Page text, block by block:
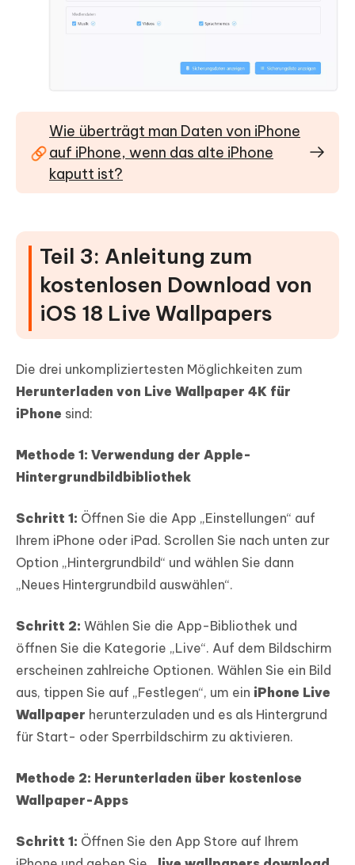
Wie überträgt man Daten von iPhone
auf iPhone, wenn das alte iPhone
kaputt ist?
Teil 3: Anleitung zum
kostenlosen Download von
iOS 18 Live Wallpapers
Die drei unkompliziertesten Möglichkeiten zum
Herunterladen von Live Wallpaper 4K für
iPhone sind:
Methode 1: Verwendung der Apple-
Hintergrundbildbibliothek
Schritt 1: Öffnen Sie die App „Einstellungen“ auf
Ihrem iPhone oder iPad. Scrollen Sie nach unten zur
Option „Hintergrundbild“ und wählen Sie dann
„Neues Hintergrundbild auswählen“.
Schritt 2: Wählen Sie die App-Bibliothek und
öffnen Sie die Kategorie „Live“. Auf dem Bildschirm
erscheinen zahlreiche Optionen. Wählen Sie ein Bild
aus, tippen Sie auf „Festlegen“, um ein iPhone Live
Wallpaper herunterzuladen und es als Hintergrund
für Start- oder Sperrbildschirm zu aktivieren.
Methode 2: Herunterladen über kostenlose
Wallpaper-Apps
Schritt 1: Öffnen Sie den App Store auf Ihrem